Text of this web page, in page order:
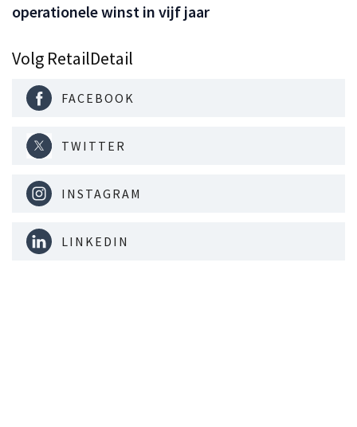
operationele winst in vijf jaar
Volg RetailDetail
FACEBOOK
TWITTER
INSTAGRAM
LINKEDIN